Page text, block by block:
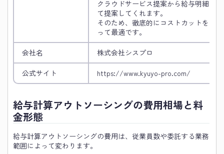
クラウドサービス提案から給与明細の
て提案してくれます。
そのため、徹底的にコストカットを試
って最適です。
会社名 株式会社シスプロ
公式サイト https://www.kyuyo-pro.com/
給与計算アウトソーシングの費用相場と料
金形態
給与計算アウトソーシングの費用は、従業員数や委託する業務
範囲によって変わります。